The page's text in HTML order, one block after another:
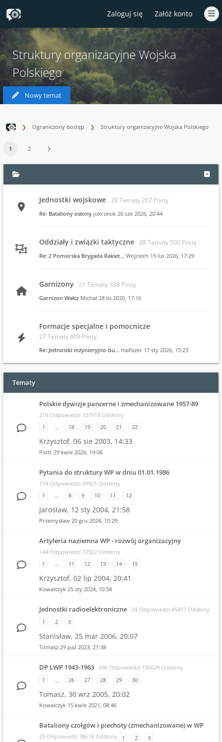
Zaloguj się Załóż konto
Struktury organizacyjne Wojska
Polskiego
Nowy temat
Ograniczony dostęp Struktury organizacyjne Wojska Polskiego
1 2
Jednostki wojskowe 20 Tematy 207 Posty
Re: Bataliony osłony jokrzesik 26 cze 2026, 20:44
Oddziały i związki taktyczne 28 Tematy 500 Posty
Re: 2 Pomorska Brygada Rakiet… Wojciech 15 lut 2026, 17:29
Garnizony 21 Tematy 338 Posty
Garnizon Wałcz Michał 28 lis 2020, 17:16
Formacje specjalne i pomocnicze
27 Tematy 609 Posty
Re: Jednostki inżynieryjno-bu… mafiszer 17 sty 2026, 15:23
Tematy
Polskie dywizje pancerne i zmechanizowane 1957-89
219 Odpowiedzi 107919 Odsłony
1
… 18 19 20 21 22
Krzysztof, 06 sie 2003, 14:33
Piotr 29 kwie 2026, 19:08
Pytania do struktury WP w dniu 01.01.1986
114 Odpowiedzi 69921 Odsłony
1
… 8 9 10 11 12
Jarosław, 12 sty 2004, 21:58
Przemysław 20 gru 2024, 10:29
Artyleria naziemna WP - rozwój organizacyjny
144 Odpowiedzi 72502 Odsłony
1
… 11 12 13 14 15
Krzysztof, 02 lip 2004, 20:41
Kowalczyk 25 sty 2024, 10:58
Jednostki radioelektroniczne 24 Odpowiedzi 45817 Odsłony
1
2 3
Stanisław, 25 mar 2006, 20:07
Tomasz 29 paź 2023, 21:38
DP LWP 1943-1963 296 Odpowiedzi 106629 Odsłony
1
… 26 27 28 29 30
Tomasz, 30 wrz 2005, 20:02
Kowalczyk 15 kwie 2021, 08:46
Bataliony czołgów i piechoty (zmechanizowane) w WP
25 Odpowiedzi 38618 Odsłony 1 2 3